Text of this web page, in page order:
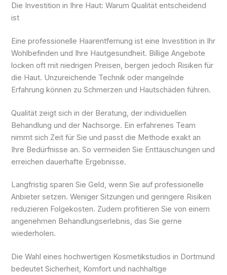
Die Investition in Ihre Haut: Warum Qualität entscheidend
ist
Eine professionelle Haarentfernung ist eine Investition in Ihr
Wohlbefinden und Ihre Hautgesundheit. Billige Angebote
locken oft mit niedrigen Preisen, bergen jedoch Risiken für
die Haut. Unzureichende Technik oder mangelnde
Erfahrung können zu Schmerzen und Hautschäden führen.
Qualität zeigt sich in der Beratung, der individuellen
Behandlung und der Nachsorge. Ein erfahrenes Team
nimmt sich Zeit für Sie und passt die Methode exakt an
Ihre Bedürfnisse an. So vermeiden Sie Enttäuschungen und
erreichen dauerhafte Ergebnisse.
Langfristig sparen Sie Geld, wenn Sie auf professionelle
Anbieter setzen. Weniger Sitzungen und geringere Risiken
reduzieren Folgekosten. Zudem profitieren Sie von einem
angenehmen Behandlungserlebnis, das Sie gerne
wiederholen.
Die Wahl eines hochwertigen Kosmetikstudios in Dortmund
bedeutet Sicherheit, Komfort und nachhaltige